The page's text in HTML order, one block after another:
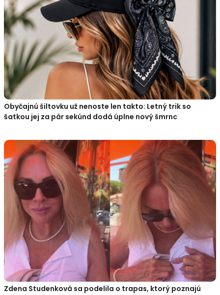
Obyčajnú šiltovku už nenoste len takto: Letný trik so
šatkou jej za pár sekúnd dodá úplne nový šmrnc
Zdena Studenková sa podelila o trapas, ktorý poznajú